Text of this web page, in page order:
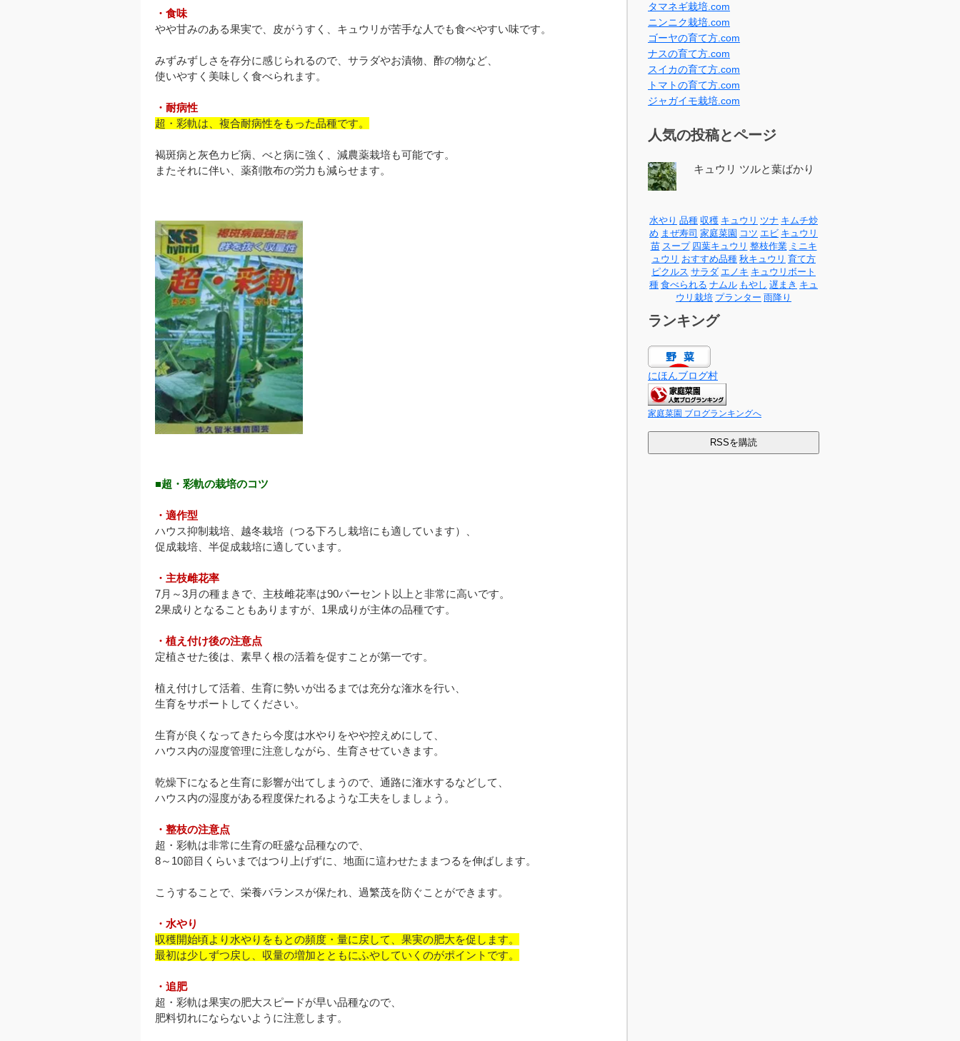
・食味
やや甘みのある果実で、皮がうすく、キュウリが苦手な人でも食べやすい味です。
みずみずしさを存分に感じられるので、サラダやお漬物、酢の物など、
使いやすく美味しく食べられます。
・耐病性
超・彩軌は、複合耐病性をもった品種です。
褐斑病と灰色カビ病、べと病に強く、減農薬栽培も可能です。
またそれに伴い、薬剤散布の労力も減らせます。
■超・彩軌の栽培のコツ
・適作型
ハウス抑制栽培、越冬栽培（つる下ろし栽培にも適しています）、
促成栽培、半促成栽培に適しています。
・主枝雌花率
7月～3月の種まきで、主枝雌花率は90パーセント以上と非常に高いです。
2果成りとなることもありますが、1果成りが主体の品種です。
・植え付け後の注意点
定植させた後は、素早く根の活着を促すことが第一です。
植え付けして活着、生育に勢いが出るまでは充分な潅水を行い、
生育をサポートしてください。
生育が良くなってきたら今度は水やりをやや控えめにして、
ハウス内の湿度管理に注意しながら、生育させていきます。
乾燥下になると生育に影響が出てしまうので、通路に潅水するなどして、
ハウス内の湿度がある程度保たれるような工夫をしましょう。
・整枝の注意点
超・彩軌は非常に生育の旺盛な品種なので、
8～10節目くらいまではつり上げずに、地面に這わせたままつるを伸ばします。
こうすることで、栄養バランスが保たれ、過繁茂を防ぐことができます。
・水やり
収穫開始頃より水やりをもとの頻度・量に戻して、果実の肥大を促します。
最初は少しずつ戻し、収量の増加とともにふやしていくのがポイントです。
・追肥
超・彩軌は果実の肥大スピードが早い品種なので、
肥料切れにならないように注意します。
タマネギ栽培.com
ニンニク栽培.com
ゴーヤの育て方.com
ナスの育て方.com
スイカの育て方.com
トマトの育て方.com
ジャガイモ栽培.com
人気の投稿とページ
キュウリ ツルと葉ばかり
水やり 品種 収穫 キュウリ ツナ キムチ炒
め まぜ寿司 家庭菜園 コツ エビ キュウリ
苗 スープ 四葉キュウリ 整枝作業 ミニキ
ュウリ おすすめ品種 秋キュウリ 育て方
ピクルス サラダ エノキ キュウリボート
種 食べられる ナムル もやし 遅まき キュ
ウリ栽培 プランター 雨降り
ランキング
にほんブログ村
家庭菜園 ブログランキングへ